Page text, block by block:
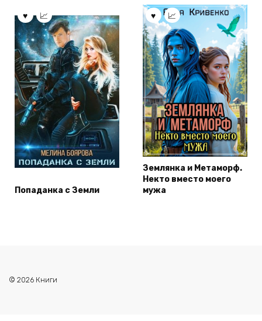
Попаданка с Земли
Землянка и Метаморф.
Некто вместо моего
мужа
© 2026 Книги